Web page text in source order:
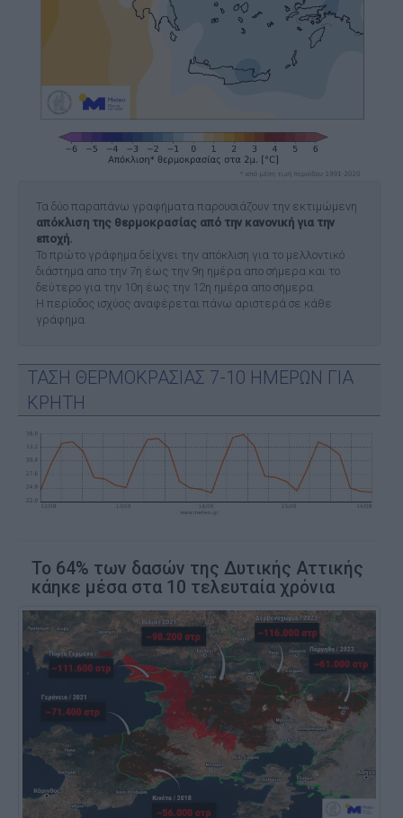
Τα δύο παραπάνω γραφήματα παρουσιάζουν την εκτιμώμενη
απόκλιση της θερμοκρασίας από την κανονική για την
εποχή.
Το πρώτο γράφημα δείχνει την απόκλιση για το μελλοντικό
διάστημα απο την 7η έως την 9η ημέρα απο σήμερα και το
δεύτερο για την 10η έως την 12η ημέρα απο σήμερα.
Η περίοδος ισχύος αναφέρεται πάνω αριστερά σε κάθε
γράφημα.
ΤΑΣΗ ΘΕΡΜΟΚΡΑΣΙΑΣ 7-10 ΗΜΕΡΩΝ ΓΙΑ
ΚΡΗΤΗ
Το 64% των δασών της Δυτικής Αττικής
κάηκε μέσα στα 10 τελευταία χρόνια